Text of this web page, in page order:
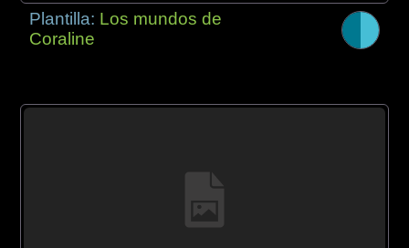
Plantilla: Los mundos de
Coraline